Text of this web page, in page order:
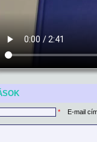
* E-mail